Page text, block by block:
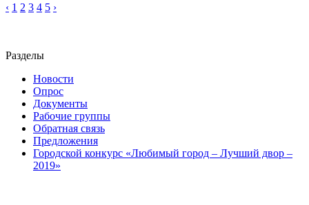
‹ 1 2 3 4 5 ›
Разделы
Новости
Опрос
Документы
Рабочие группы
Обратная связь
Предложения
Городской конкурс «Любимый город – Лучший двор –
2019»